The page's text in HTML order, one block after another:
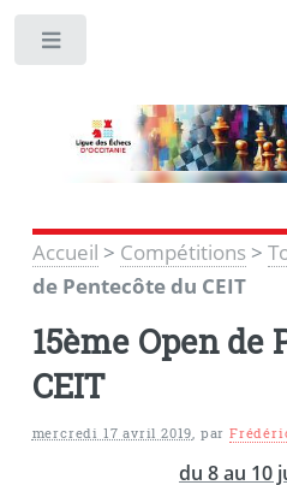
Accueil > Compétitions>
de Pentecôte du CEIT
15ème Open de
CEIT
mercredi 17 avril 2019, par
du 8 au 10